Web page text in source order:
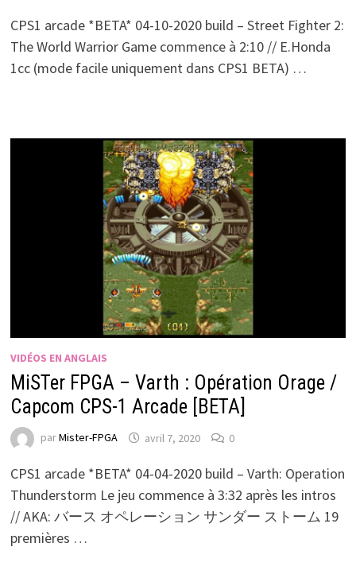
CPS1 arcade *BETA* 04-10-2020 build – Street Fighter 2:
The World Warrior Game commence à 2:10 // E.Honda
1cc (mode facile uniquement dans CPS1 BETA) …
VIDÉOS EN ANGLAIS
MiSTer FPGA – Varth : Opération Orage /
Capcom CPS-1 Arcade [BETA]
parMister-FPGA avril 7, 2020 0
CPS1 arcade *BETA* 04-04-2020 build – Varth: Operation
Thunderstorm Le jeu commence à 3:32 après les intros
// AKA: バース オペレーション サンダー ストーム 19
premières …